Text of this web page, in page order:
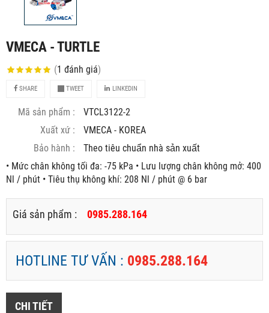
VMECA - TURTLE
(1 đánh giá)
SHARE TWEET LINKEDIN
Mã sản phẩm :
VTCL3122-2
Xuất xứ :
VMECA - KOREA
Bảo hành :
Theo tiêu chuẩn nhà sản xuất
• Mức chân không tối đa: -75 kPa • Lưu lượng chân không mở: 400
Nl / phút • Tiêu thụ không khí: 208 Nl / phút @ 6 bar
Giá sản phẩm : 0985.288.164
HOTLINE TƯ VẤN : 0985.288.164
CHI TIẾT